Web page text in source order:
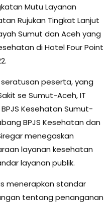
Mutu Layanan
Rujukan Tingkat Lanjut
Sumut dan Aceh yang
di Hotel Four Point
peserta, yang
se Sumut-Aceh, IT
Kesehatan Sumut-
BPJS Kesehatan dan
menegaskan
layanan kesehatan
layanan publik.
menerapkan standar
tentang penanganan